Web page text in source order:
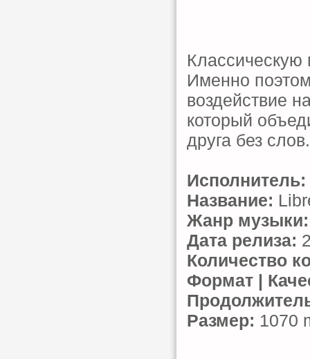
Классическую
Именно
воздействие
который
друга без слов.
Исполнитель:
Название:
Жанр музыки:
Дата релиза:
Количество
Формат |
Размер: 1070